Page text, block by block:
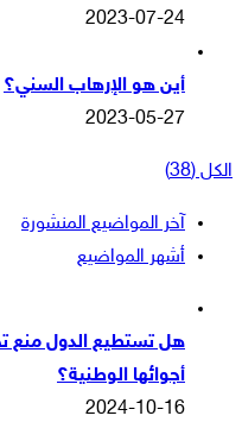
2023-07-24
أين هو الإرهاب السني؟
2023-05-27
الكل (38)
آخر المواضيع المنشورة
أشهر المواضيع
هل تستطيع الدول منع
أجوائها الوطنية؟
2024-10-16